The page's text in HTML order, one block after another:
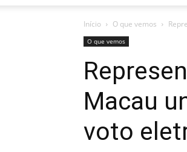
Início O que vemos
O que vemos
Macau
voto